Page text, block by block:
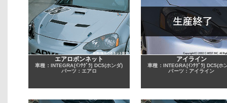
エアロボンネット
車種：INTEGRA[ｲﾝﾃｸﾞﾗ] DC5(ホンダ)
パーツ：エアロ
アイライン
車種：INTEGRA[ｲﾝﾃｸﾞﾗ] DC5(ホ
パーツ：アイライン